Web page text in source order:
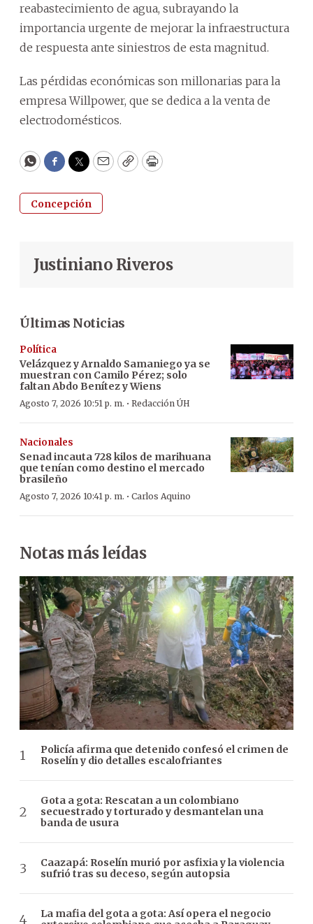
reabastecimiento de agua, subrayando la
importancia urgente de mejorar la infraestructura
de respuesta ante siniestros de esta magnitud.
Las pérdidas económicas son millonarias para la
empresa Willpower, que se dedica a la venta de
electrodomésticos.
WhatsApp
Facebook
Twitter
EmailCopyPrint
Concepción
Justiniano Riveros
Últimas Noticias
Política
Velázquez y Arnaldo Samaniego ya se
muestran con Camilo Pérez; solo
faltan Abdo Benítez y Wiens
Agosto 7, 2026 10:51 p. m. · Redacción ÚH
Nacionales
Senad incauta 728 kilos de marihuana
que tenían como destino el mercado
brasileño
Agosto 7, 2026 10:41 p. m. · Carlos Aquino
Notas más leídas
Policía afirma que detenido confesó el crimen de
Roselín y dio detalles escalofriantes
Gota a gota: Rescatan a un colombiano
secuestrado y torturado y desmantelan una
banda de usura
Caazapá: Roselín murió por asfixia y la violencia
sufrió tras su deceso, según autopsia
La mafia del gota a gota: Así opera el negocio